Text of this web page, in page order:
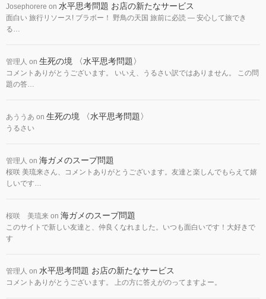
Josephorere on 水平思考問題 お店の新たなサービス
面白い 旅行リソース! ブラボー！ 野鳥の天国 旅前に必読 — 安心して旅でき
る…
管理人 on 生死の境 〈水平思考問題〉
コメントありがとうございます。 いいえ、うるさい訳ではありません。 この問
題の答…
あううあ on 生死の境 〈水平思考問題〉
うるさい
管理人 on 海ガメのスープ問題
桜咲 美琉来さん、コメントありがとうございます。友達と楽しんでもらえて嬉
しいです…
桜咲 美琉来 on 海ガメのスープ問題
このサイトで新しい友達と、仲良くなれました。いつも面白いです！大好きで
す
管理人 on 水平思考問題 お店の新たなサービス
コメントありがとうございます。 上の方に答えがのってますよー。